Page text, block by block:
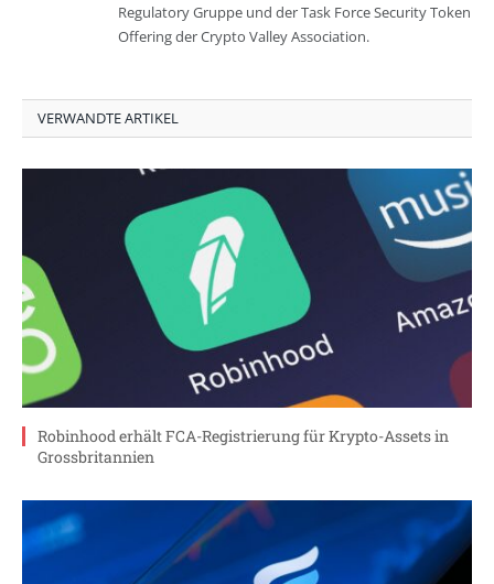
Regulatory Gruppe und der Task Force Security Token
Offering der Crypto Valley Association.
VERWANDTE ARTIKEL
Robinhood erhält FCA-Registrierung für Krypto-Assets in
Grossbritannien